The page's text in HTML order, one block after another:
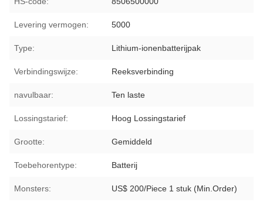
Levering vermogen: 5000
Type: Lithium-ionenbatterijpak
Verbindingswijze: Reeksverbinding
navulbaar: Ten laste
Lossingstarief: Hoog Lossingstarief
Grootte: Gemiddeld
Toebehorentype: Batterij
Monsters: US$ 200/Piece 1 stuk (Min.Order)